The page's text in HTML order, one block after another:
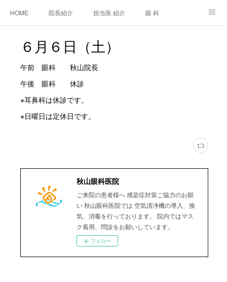
HOME 院長紹介 担当医 紹介 眼 科
アクセス ご相談・お問合せ
６月６日（土）
午前 眼科 秋山院長
午後 眼科 休診
※耳鼻科は休診です。
※日曜日は定休日です。
秋山眼科医院
ご来院の患者様へ 感染症対策ご協力のお願
い 秋山眼科医院では 空気清浄機の導入、換
気、消毒を行っております。 院内ではマス
ク着用、問診をお願いしています。
フォロー